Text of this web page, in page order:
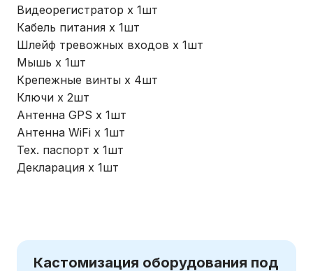
Видеорегистратор х 1шт
Кабель питания х 1шт
Шлейф тревожных входов х 1шт
Мышь х 1шт
Крепежные винты х 4шт
Ключи х 2шт
Антенна GPS х 1шт
Антенна WiFi х 1шт
Тех. паспорт х 1шт
Декларация х 1шт
Кастомизация оборудования под